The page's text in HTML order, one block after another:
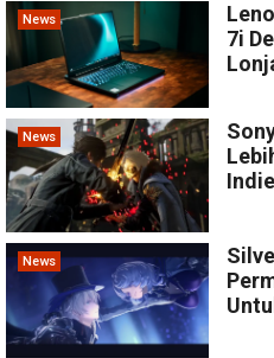
News
7i
News
Indie
News